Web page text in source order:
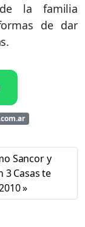
la familia
de dar
Sancor y
3 Casas te